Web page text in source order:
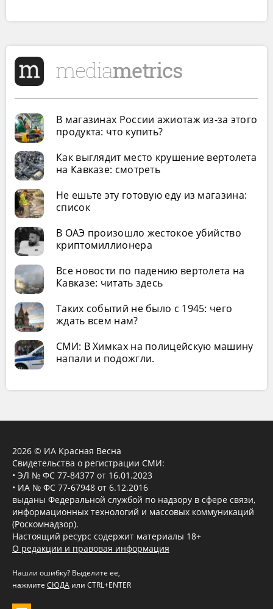
В магазинах России ажиотаж из-за этого
продукта: что купить?
Как выглядит место крушение вертолета
на Кавказе: смотреть
Не ешьте эту готовую еду из магазина:
список
В ОАЭ произошло жестокое убийство
криптомиллионера
Все новости по падению вертолета на
Кавказе: читать здесь
Таких событий не было с 1945: чего
ждать всем нам?
СМИ: В Химках на полицейскую машину
напали и подожгли.
2026 © ИА Красная Весна
Свидетельства о регистрации СМИ:
• ЭЛ № ФС 77-84377 от 16.01.2023
• ИА № ФС 77-67948 от 6.12.2016
выданы Федеральной службой по надзору в сфере связи,
информационных технологий и массовых коммуникаций
(Роскомнадзор).
Настоящий ресурс содержит материалы 18+
О редакции и правовая информация
Нашли ошибку? Выделите ее,
нажмите СЮДА или CTRL+ENTER